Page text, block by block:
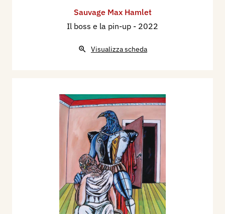
Sauvage Max Hamlet
Il boss e la pin-up - 2022
Visualizza scheda